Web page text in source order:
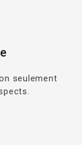
seulement